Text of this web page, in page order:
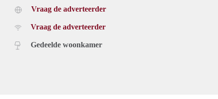
Vraag de adverteerder
Vraag de adverteerder
Gedeelde woonkamer